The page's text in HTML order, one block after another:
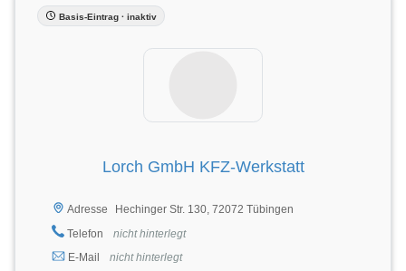
Basis-Eintrag · inaktiv
Lorch GmbH KFZ-Werkstatt
Adresse
Hechinger Str. 130, 72072 Tübingen
Telefon
nicht hinterlegt
E-Mail
nicht hinterlegt